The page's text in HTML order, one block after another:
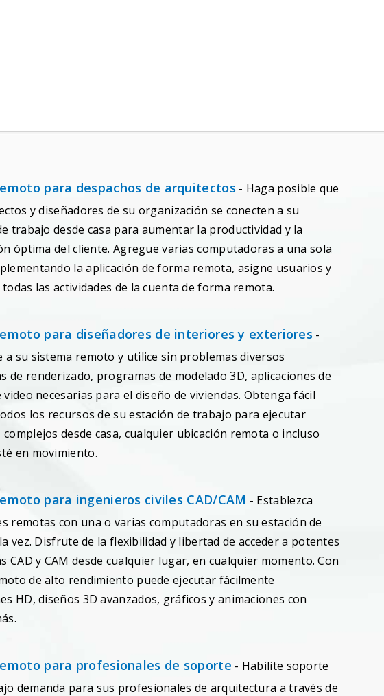
para despachos de arquitectos - Haga posible que
y diseñadores de su organización se conecten a su
trabajo desde casa para aumentar la productividad y la
óptima del cliente. Agregue varias computadoras a una sola
la aplicación de forma remota, asigne usuarios y
las actividades de la cuenta de forma remota.
para diseñadores de interiores y exteriores -
a su sistema remoto y utilice sin problemas diversos
de renderizado, programas de modelado 3D, aplicaciones de
video necesarias para el diseño de viviendas. Obtenga fácil
los recursos de su estación de trabajo para ejecutar
desde casa, cualquier ubicación remota o incluso
en movimiento.
para ingenieros civiles CAD/CAM - Establezca
remotas con una o varias computadoras en su estación de
vez. Disfrute de la flexibilidad y libertad de acceder a potentes
CAD y CAM desde cualquier lugar, en cualquier momento. Con
de alto rendimiento puede ejecutar fácilmente
HD, diseños 3D avanzados, gráficos y animaciones con
para profesionales de soporte - Habilite soporte
demanda para sus profesionales de arquitectura a través de